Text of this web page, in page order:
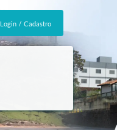
Login / Cadastro